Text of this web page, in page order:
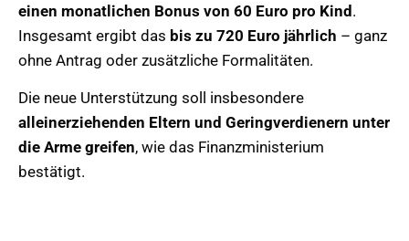
einen monatlichen Bonus von 60 Euro pro Kind.
Insgesamt ergibt das bis zu 720 Euro jährlich – ganz
ohne Antrag oder zusätzliche Formalitäten.
Die neue Unterstützung soll insbesondere
alleinerziehenden Eltern und Geringverdienern unter
die Arme greifen, wie das Finanzministerium
bestätigt.